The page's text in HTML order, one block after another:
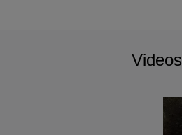
Videos